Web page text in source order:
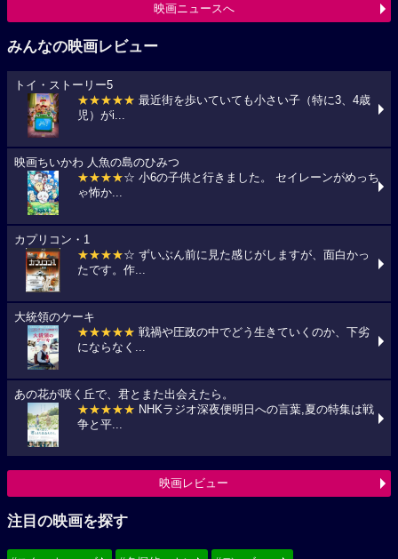
映画ニュースへ
みんなの映画レビュー
トイ・ストーリー5
★★★★★ 最近街を歩いていても小さい子（特に3、4歳
児）がi...
映画ちいかわ 人魚の島のひみつ
★★★★☆ 小6の子供と行きました。 セイレーンがめっち
ゃ怖か...
カプリコン・1
★★★★☆ ずいぶん前に見た感じがしますが、面白かっ
たです。作...
大統領のケーキ
★★★★★ 戦禍や圧政の中でどう生きていくのか、下劣
にならなく...
あの花が咲く丘で、君とまた出会えたら。
★★★★★ NHKラジオ深夜便明日への言葉,夏の特集は戦
争と平...
映画レビュー
注目の映画を探す